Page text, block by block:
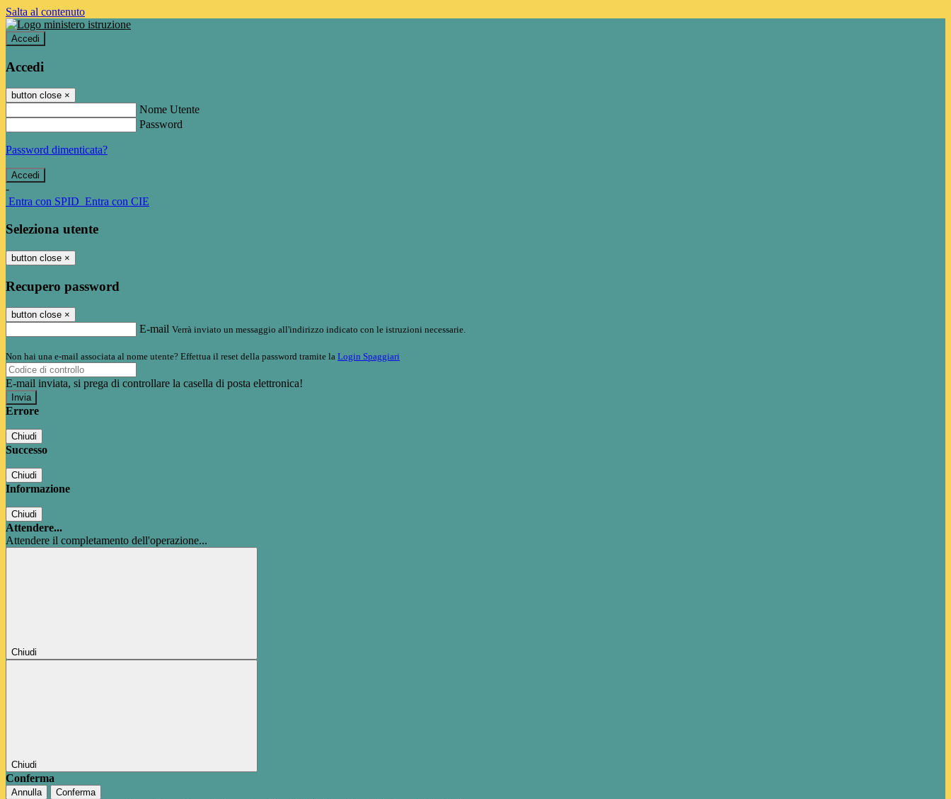
Salta al contenuto
Accedi
Accedi
button close ×
Nome Utente
Password
Password dimenticata?
-
Entra con SPID Entra con CIE
Seleziona utente
button close ×
Recupero password
button close ×
E-mail Verrà inviato un messaggio all'indirizzo indicato con le istruzioni necessarie.
Non hai una e-mail associata al nome utente? Effettua il reset della password tramite la Login Spaggiari
E-mail inviata, si prega di controllare la casella di posta elettronica!
Errore
Chiudi
Successo
Chiudi
Informazione
Chiudi
Attendere...
Attendere il completamento dell'operazione...
Chiudi
Chiudi
Conferma
Annulla Conferma